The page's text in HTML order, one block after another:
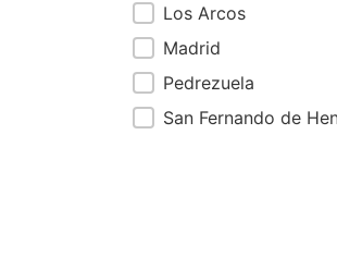
CityLos Arcos
Madrid
Pedrezuela
San Fernando de